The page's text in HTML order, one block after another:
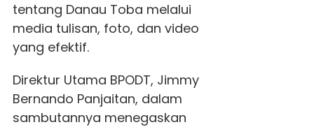
tentang Danau Toba melalui
media tulisan, foto, dan video
yang efektif.
Direktur Utama BPODT, Jimmy
Bernando Panjaitan, dalam
sambutannya menegaskan